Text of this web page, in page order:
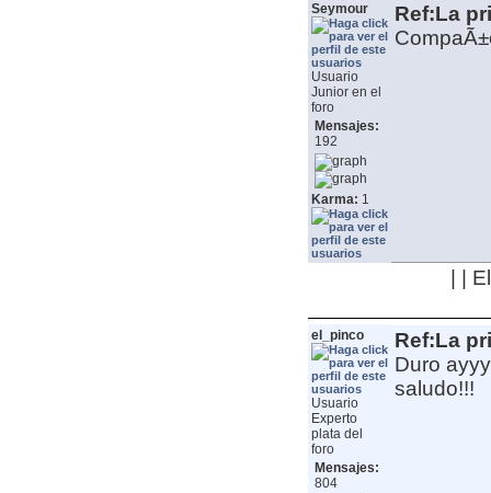
Seymour
Usuario
Junior en el
foro
Mensajes:
192
Karma: 1
Ref:La
| |
el_pinco
Usuario
Experto
plata del
foro
Mensajes:
804
Ref:La
Duro
saludo!!!